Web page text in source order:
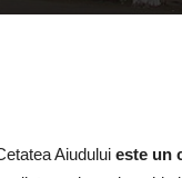
Aiudului este un